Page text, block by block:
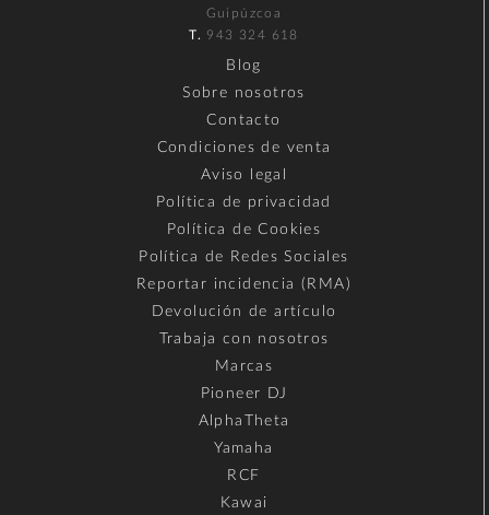
Guipúzcoa
T. 943 324 618
Blog
Sobre nosotros
Contacto
Condiciones de venta
Aviso legal
Política de privacidad
Política de Cookies
Política de Redes Sociales
Reportar incidencia (RMA)
Devolución de artículo
Trabaja con nosotros
Marcas
Pioneer DJ
AlphaTheta
Yamaha
RCF
Kawai